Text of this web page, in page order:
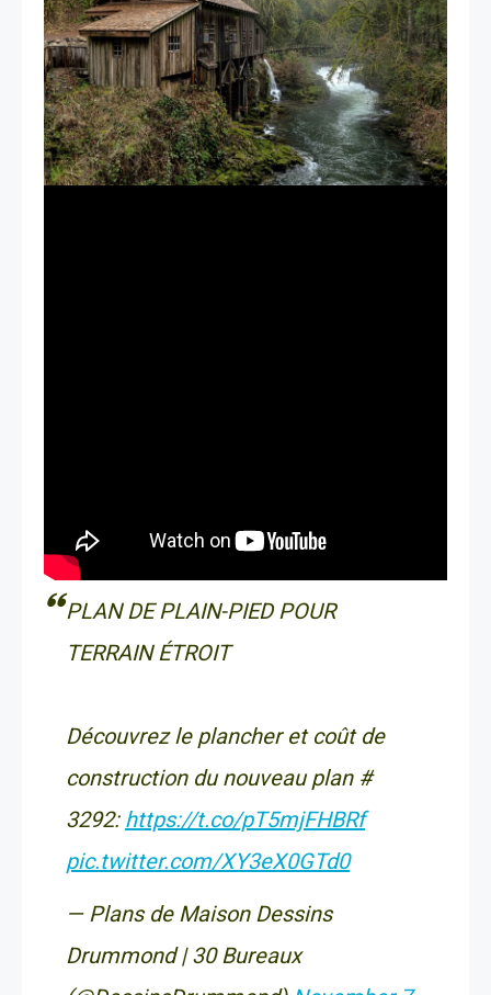
PLAN DE PLAIN-PIED POUR
TERRAIN ÉTROIT
Découvrez le plancher et coût de
construction du nouveau plan #
3292: https://t.co/pT5mjFHBRf
pic.twitter.com/XY3eX0GTd0
— Plans de Maison Dessins
Drummond | 30 Bureaux